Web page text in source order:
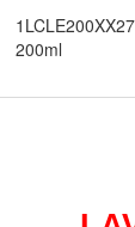
1LCLE200XX27
200ml